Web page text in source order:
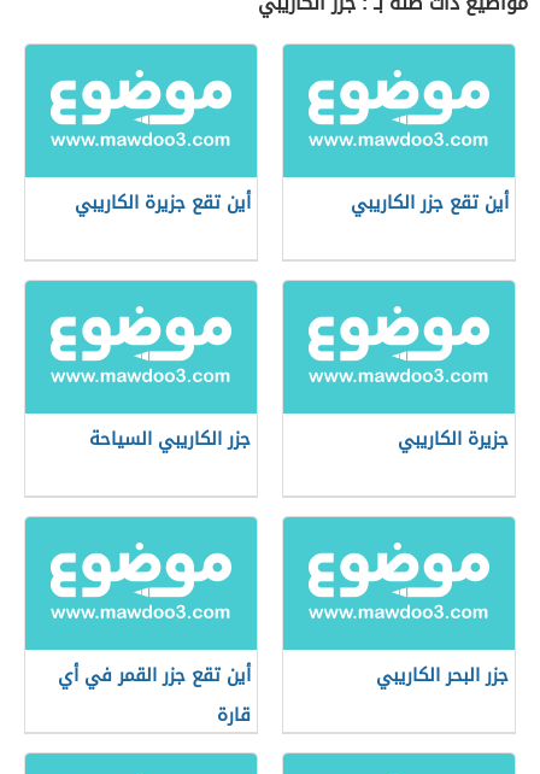
أين تقع جزر الكاريبي أين تقع جزيرة الكاريبي
جزيرة الكاريبي جزر الكاريبي السياحة
جزر البحر الكاريبي
أين تقع جزر القمر في أي
قارة